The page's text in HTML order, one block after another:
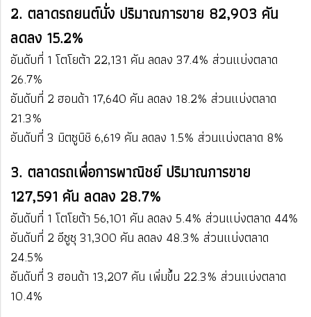
2. ตลาดรถยนต์นั่ง ปริมาณการขาย 82,903 คัน
ลดลง 15.2%
อันดับที่ 1 โตโยต้า​ 22,131 คัน​ ลดลง​ 37.4%​​ ส่วนแบ่งตลาด
26.7%
อันดับที่ 2 ฮอนด้า​ 17,640 คัน​ ลดลง 18.2%​ ​ส่วนแบ่งตลาด
21.3%
อันดับที่ 3 มิตซูบิชิ​ 6,619 คัน ​ลดลง 1.5% ​​ส่วนแบ่งตลาด 8%
3. ตลาดรถเพื่อการพาณิชย์ ปริมาณการขาย
127,591 คัน ลดลง 28.7%
อันดับที่ 1 โตโยต้า​ 56,101 คัน​ ลดลง 5.4%​​ ส่วนแบ่งตลาด ​44%
อันดับที่ 2 อีซูซุ​​ 31,300 คัน​ ลดลง 48.3%​​ ส่วนแบ่งตลาด ​
24.5%
อันดับที่ 3 ฮอนด้า​ 13,207 คัน​ เพิ่มขึ้น 22.3%​​ ส่วนแบ่งตลาด
10.4%